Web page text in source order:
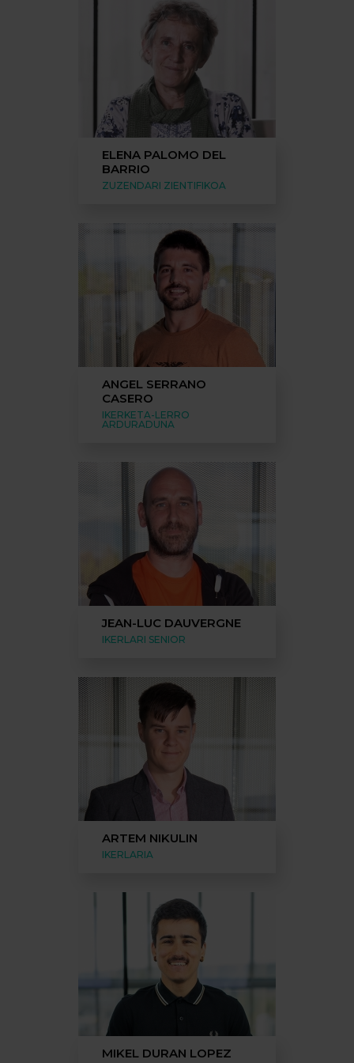
ELENA PALOMO DEL
BARRIO
ZUZENDARI ZIENTIFIKOA
ANGEL SERRANO
CASERO
IKERKETA-LERRO
ARDURADUNA
JEAN-LUC DAUVERGNE
IKERLARI SENIOR
ARTEM NIKULIN
IKERLARIA
MIKEL DURAN LOPEZ